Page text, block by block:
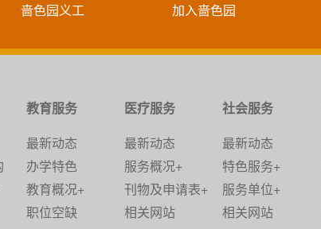
啬色园义工 加入啬色园
教育服务
最新动态
办学特色
教育概况+
职位空缺
医疗服务
最新动态
服务概况+
刊物及申请表+
相关网站
社会服务
最新动态
特色服务+
服务单位+
相关网站